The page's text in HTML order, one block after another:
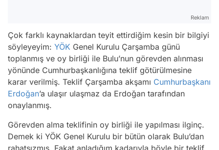
Reklam
Çok farklı kaynaklardan teyit ettirdiğim kesin bir bilgiyi
söyleyeyim: YÖK Genel Kurulu Çarşamba günü
toplanmış ve oy birliği ile Bulu’nun görevden alınması
yönünde Cumhurbaşkanlığına teklif götürülmesine
karar verilmiş. Teklif Çarşamba akşamı Cumhurbaşkanı
Erdoğan’a ulaşır ulaşmaz da Erdoğan tarafından
onaylanmış.
Görevden alma teklifinin oy birliği ile yapılması ilginç.
Demek ki YÖK Genel Kurulu bir bütün olarak Bulu’dan
rahatsızmış. Fakat anladığım kadarıyla böyle bir teklif